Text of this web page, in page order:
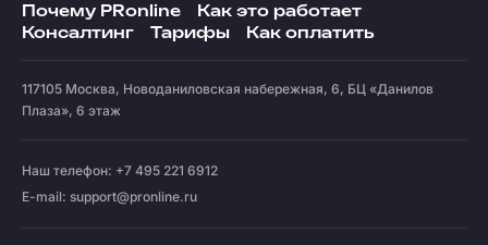
Почему PRonline
Как это работает
Консалтинг
Тарифы Как оплатить
117105 Москва, Новоданиловская набережная, 6, БЦ «Данилов
Плаза», 6 этаж
Наш телефон: +7 495 221 6912
E-mail: support@pronline.ru